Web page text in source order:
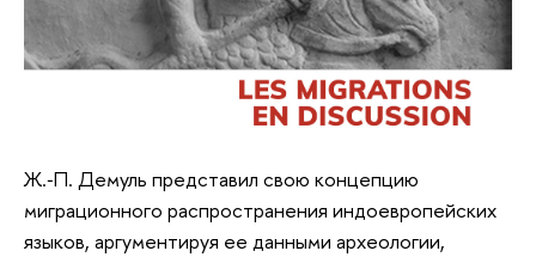
Ж.‑П. Демуль представил свою концепцию
миграционного распространения индоевропейских
языков, аргументируя ее данными археологии,